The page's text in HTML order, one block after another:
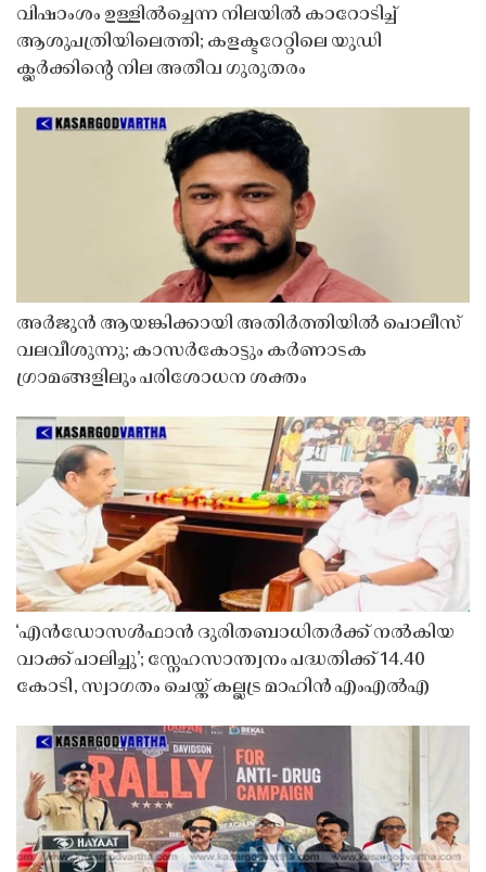
വിഷാംശം ഉള്ളിൽച്ചെന്ന നിലയിൽ കാറോടിച്ച്
ആശുപത്രിയിലെത്തി; കളക്ടറേറ്റിലെ യുഡി
ക്ലർക്കിൻ്റെ നില അതീവ ഗുരുതരം
അർജുൻ ആയങ്കിക്കായി അതിർത്തിയിൽ പൊലീസ്
വലവീശുന്നു; കാസർകോട്ടും കർണാടക
ഗ്രാമങ്ങളിലും പരിശോധന ശക്തം
‘എൻഡോസൾഫാൻ ദുരിതബാധിതർക്ക് നൽകിയ
വാക്ക് പാലിച്ചു’; സ്നേഹസാന്ത്വനം പദ്ധതിക്ക് 14.40
കോടി, സ്വാഗതം ചെയ്ത് കല്ലട്ര മാഹിൻ എംഎൽഎ